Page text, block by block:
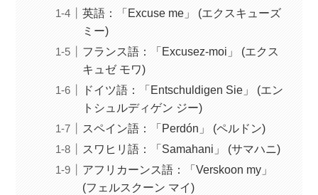
英語：「Excuse me」 (エクスキューズ
ミー)
フランス語：「Excusez-moi」 (エクス
キュゼ モワ)
ドイツ語：「Entschuldigen Sie」 (エン
トシュルディゲン ジー)
スペイン語：「Perdón」 (ペルドン)
スワヒリ語：「Samahani」 (サマハニ)
アフリカーンス語：「Verskoon my」
(フェルスクーン マイ)